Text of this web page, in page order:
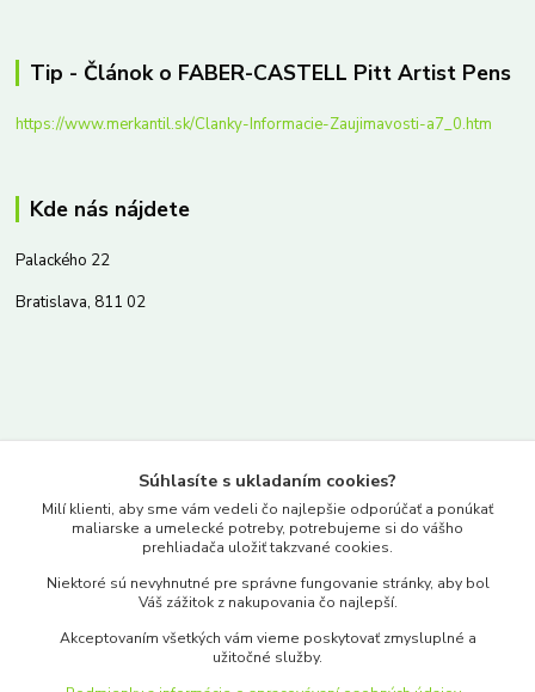
Tip - Článok o FABER-CASTELL Pitt Artist Pens
https://www.merkantil.sk/Clanky-Informacie-Zaujimavosti-a7_0.htm
Kde nás nájdete
Palackého 22
Bratislava, 811 02
www.merkantil.sk
Pondelok-Piatok: 9.00-17.00hod.
objednavky@merkantil-obchod.sk
Súhlasíte s ukladaním cookies?
Milí klienti, aby sme vám vedeli čo najlepšie odporúčať a ponúkať
maliarske a umelecké potreby, potrebujeme si do vášho
prehliadača uložiť takzvané cookies.
Niektoré sú nevyhnutné pre správne fungovanie stránky, aby bol
Váš zážitok z nakupovania čo najlepší.
Akceptovaním všetkých vám vieme poskytovať zmysluplné a
užitočné služby.